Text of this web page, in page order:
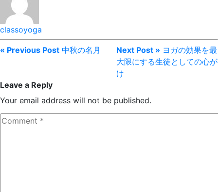
classoyoga
« Previous Post 中秋の名月 Next Post » ヨガの効果を最
大限にする生徒としての心が
け
Leave a Reply
Your email address will not be published.